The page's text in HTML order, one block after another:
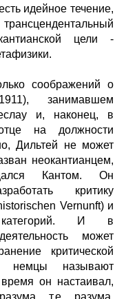
идейное течение,
цели -
соображений о
занимавшем
и, наконец, в
на должности
Дильтей не может
неокантианцем,
Кантом. Он
критику
Vernunft) и
категорий. И в
может
критической
называют
он настаивал,
т.е. разума,